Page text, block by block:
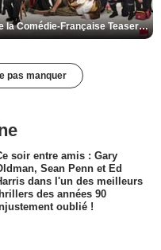
De la Comédie-Française Teaser VF
pas manquer
soir entre amis : Gary
Sean Penn et Ed
dans l'un des meilleurs
des années 90
oublié !